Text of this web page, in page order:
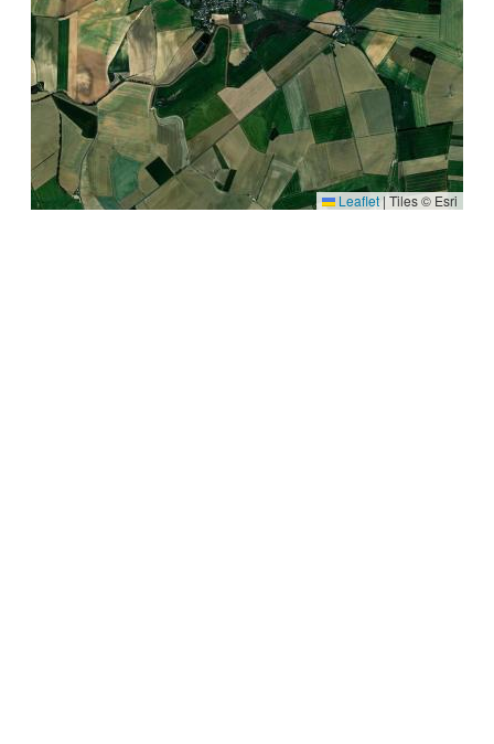
Leaflet | Tiles © Esri